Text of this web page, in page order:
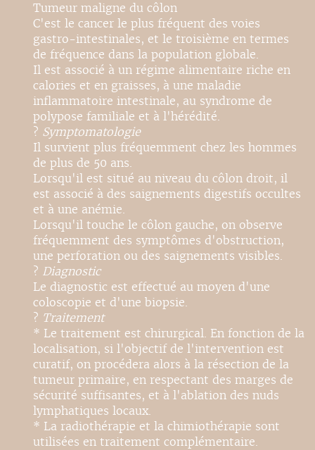
Tumeur maligne du côlon
C'est le cancer le plus fréquent des voies
gastro-intestinales, et le troisième en termes
de fréquence dans la population globale.
Il est associé à un régime alimentaire riche en
calories et en graisses, à une maladie
inflammatoire intestinale, au syndrome de
polypose familiale et à l'hérédité.
? Symptomatologie
Il survient plus fréquemment chez les hommes
de plus de 50 ans.
Lorsqu'il est situé au niveau du côlon droit, il
est associé à des saignements digestifs occultes
et à une anémie.
Lorsqu'il touche le côlon gauche, on observe
fréquemment des symptômes d'obstruction,
une perforation ou des saignements visibles.
? Diagnostic
Le diagnostic est effectué au moyen d'une
coloscopie et d'une biopsie.
? Traitement
* Le traitement est chirurgical. En fonction de la
localisation, si l'objectif de l'intervention est
curatif, on procédera alors à la résection de la
tumeur primaire, en respectant des marges de
sécurité suffisantes, et à l'ablation des nuds
lymphatiques locaux.
* La radiothérapie et la chimiothérapie sont
utilisées en traitement complémentaire.